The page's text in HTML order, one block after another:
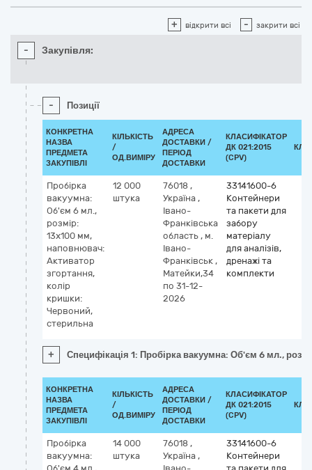
+ відкрити всі - закрити всі
- Закупівля:
- Позиції
КОНКРЕТНА
НАЗВА
ПРЕДМЕТА
ЗАКУПІВЛІ
КІЛЬКІСТЬ
/
ОД.ВИМІРУ
АДРЕСА
ДОСТАВКИ /
ПЕРІОД
ДОСТАВКИ
КЛАСИФІКАТОР
ДК 021:2015
(CPV)
Пробірка
вакуумна:
Об'єм 6 мл.,
розмір:
13х100 мм,
наповнювач:
Активатор
згортання,
колір
кришки:
Червоний,
стерильна
12 000
штука
76018 ,
Україна ,
Івано-
Франківська
область , м.
Івано-
Франківськ ,
Матейки,34
по 31-12-
2026
33141600-6
Контейнери
та пакети для
забору
матеріалу
для аналізів,
дренажі та
комплекти
+ Специфікація 1: Пробірка вакуумна: Об'єм 6 мл.,
КОНКРЕТНА
НАЗВА
ПРЕДМЕТА
ЗАКУПІВЛІ
КІЛЬКІСТЬ
/
ОД.ВИМІРУ
АДРЕСА
ДОСТАВКИ /
ПЕРІОД
ДОСТАВКИ
КЛАСИФІКАТОР
ДК 021:2015
(CPV)
Пробірка
вакуумна:
14 000
штука
76018 ,
Україна ,
33141600-6
Контейнери